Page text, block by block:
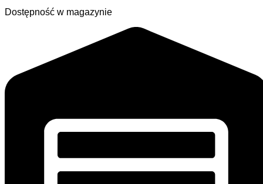
Dostępność w magazynie